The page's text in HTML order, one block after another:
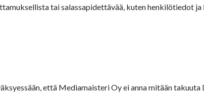
tai salassapidettävää, kuten henkilötiedot
että Mediamaisteri Oy ei anna mitään